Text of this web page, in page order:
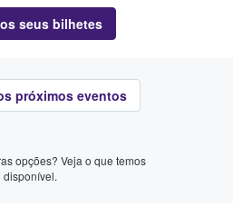
seus bilhetes
próximos eventos
opções? Veja o que temos
disponível.